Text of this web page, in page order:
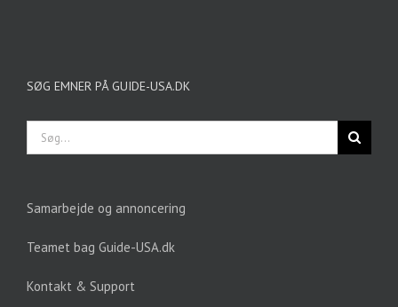
SØG EMNER PÅ GUIDE-USA.DK
Søg
efter:
Samarbejde og annoncering
Teamet bag Guide-USA.dk
Kontakt & Support